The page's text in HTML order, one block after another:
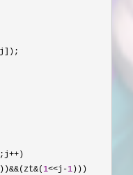
)
))&&(zt&(1<<j-1 )))